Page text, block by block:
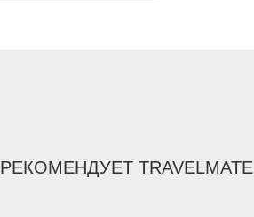
РЕКОМЕНДУЕТ TRAVELMATE